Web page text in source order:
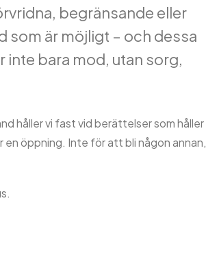
begränsande eller
som är möjligt – och dessa
inte bara mod, utan sorg,
håller vi fast vid berättelser som håller
öppning. Inte för att bli någon annan,